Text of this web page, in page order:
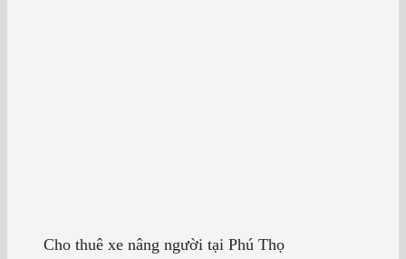
Cho thuê xe nâng người tại Phú Thọ